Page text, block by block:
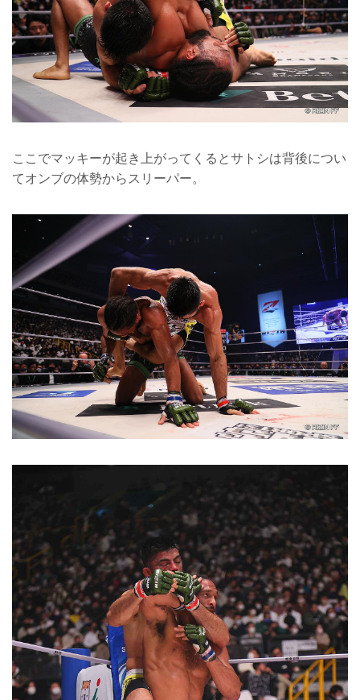
ここでマッキーが起き上がってくるとサトシは背後につい
てオンブの体勢からスリーパー。